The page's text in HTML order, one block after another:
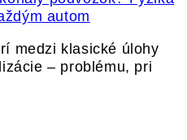
autom
medzi klasické úlohy
– problému, pri